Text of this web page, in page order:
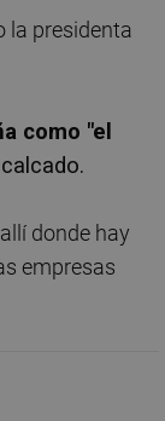
la presidenta
como "el
donde hay
empresas